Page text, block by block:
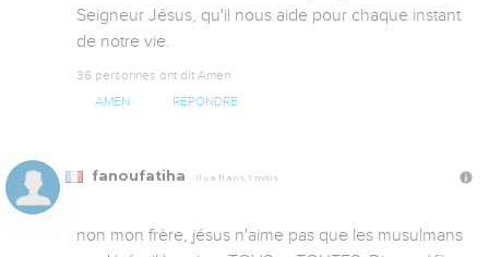
Seigneur Jésus, qu'il nous aide pour chaque instant
de notre vie.
36 personnes ont dit Amen
AMEN RÉPONDRE
fanoufatiha Il y a 11 ans, 1 mois
non mon frère, jésus n'aime pas que les musulmans